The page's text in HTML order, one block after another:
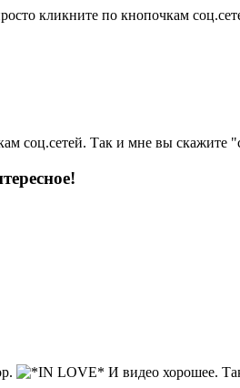
кликните по кнопочкам
соц.сетей. Так и мне вы скажите
И видео хорошее.